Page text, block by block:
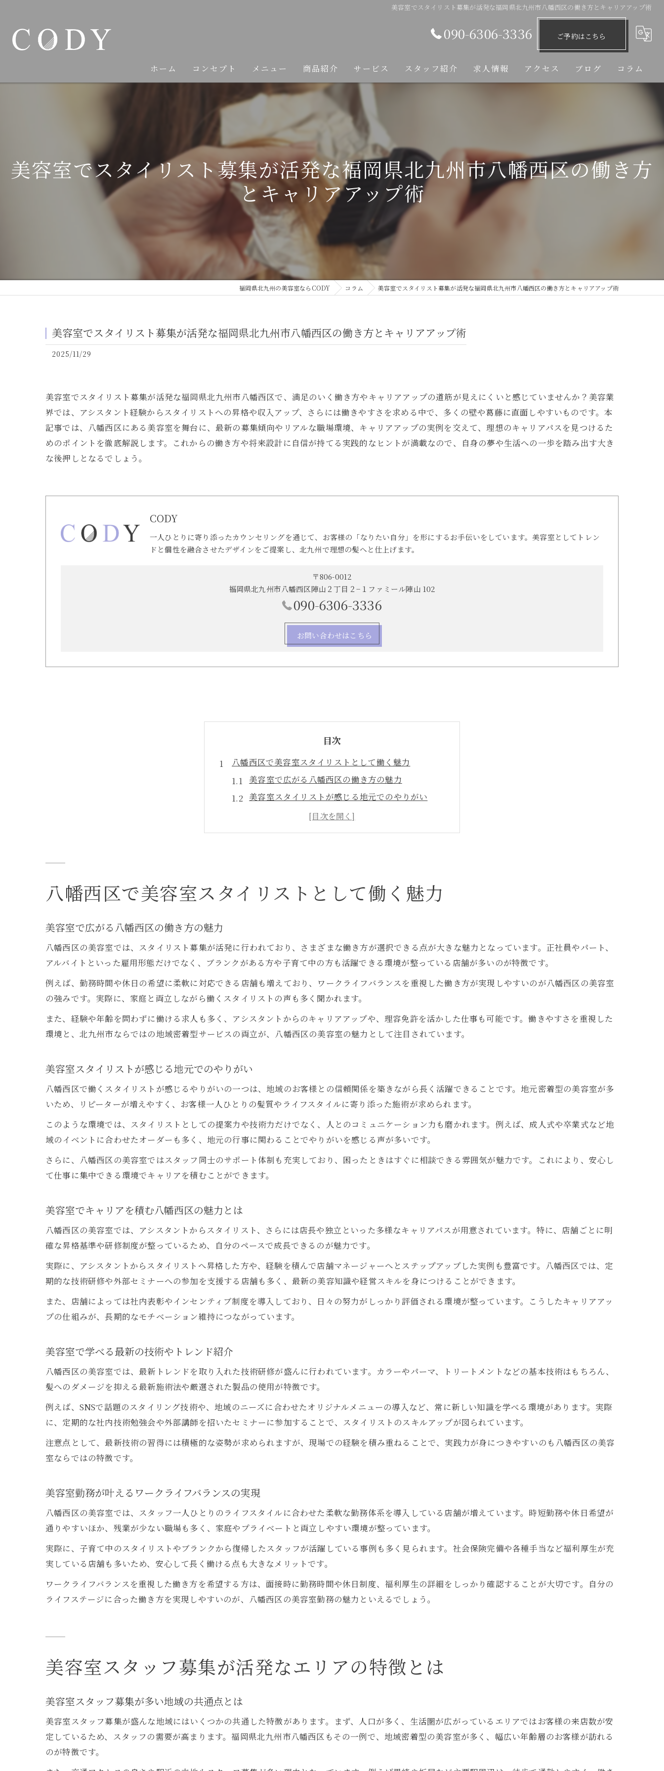
美容室でスタイリスト募集が活発な福岡県北九州市八幡西区の働き方とキャリアアップ術
090-6306-3336 ご予約はこちら
ホーム コンセプト メニュー 商品紹介 サービス
カット
カラー
縮毛矯正
トリートメント
ヘアケア
スタッフ紹介 求人情報 アクセス ブログ コラム
美容室でスタイリスト募集が活発な福岡県北九州市八幡西区の働き方
とキャリアアップ術
福岡県北九州の美容室ならCODY コラム 美容室でスタイリスト募集が活発な福岡県北九州市八幡西区の働き方とキャリアアップ術
美容室でスタイリスト募集が活発な福岡県北九州市八幡西区の働き方とキャリアアップ術
2025/11/29
美容室でスタイリスト募集が活発な福岡県北九州市八幡西区で、満足のいく働き方やキャリアアップの道筋が見えにくいと感じていませんか？美容業
界では、アシスタント経験からスタイリストへの昇格や収入アップ、さらには働きやすさを求める中で、多くの壁や葛藤に直面しやすいものです。本
記事では、八幡西区にある美容室を舞台に、最新の募集傾向やリアルな職場環境、キャリアアップの実例を交えて、理想のキャリアパスを見つけるた
めのポイントを徹底解説します。これからの働き方や将来設計に自信が持てる実践的なヒントが満載なので、自身の夢や生活への一歩を踏み出す大き
な後押しとなるでしょう。
CODY
一人ひとりに寄り添ったカウンセリングを通じて、お客様の「なりたい自分」を形にするお手伝いをしています。美容室としてトレン
ドと個性を融合させたデザインをご提案し、北九州で理想の髪へと仕上げます。
〒806-0012
福岡県北九州市八幡西区陣山２丁目２−１ファミール陣山 102
090-6306-3336
お問い合わせはこちら
目次
八幡西区で美容室スタイリストとして働く魅力
美容室で広がる八幡西区の働き方の魅力
美容室スタイリストが感じる地元でのやりがい
美容室でキャリアを積む八幡西区の魅力とは
美容室で学べる最新の技術やトレンド紹介
美容室スタッフ募集が多い地域の共通点とは
美容室で注目されるエリアの職場環境と特徴
美容室で働く人が集まるエリアの魅力解説
スタイリスト希望なら北九州で叶う働き方
美容室で叶える北九州スタイリストの理想の働き方
美容室勤務で選ばれる働く環境の工夫とは
北九州の美容室が支持される働きやすさの理由
美容室で実現する柔軟な働き方とその魅力
美容室業界でキャリアアップするための秘訣
美容室でのキャリアアップに必要なスキルとは
美容室スタイリストが実践する成長戦略を解説
美容室業界で活躍するための学びと努力の方法
美容室転職で求められるキャリアアップの視点
美容室で収入を増やすための具体的な行動例
実際の経験から見る美容室転職のリアル
美容室スタイリストが語る転職のメリットと注意点
美容室転職で見つけた新たな働き方の工夫
美容室での転職活動に役立つ実践的なアドバイス
今注目の八幡西区美容室求人情報の傾向
美容室求人情報が増加する今のトレンドを解説
美容室で人気の求人条件とその背景を探る
美容室求人情報で注目すべきポイントとは
八幡西区で美容室スタイリストとして働く魅力
美容室で広がる八幡西区の働き方の魅力
八幡西区の美容室では、スタイリスト募集が活発に行われており、さまざまな働き方が選択できる点が大きな魅力となっています。正社員やパート、
アルバイトといった雇用形態だけでなく、ブランクがある方や子育て中の方も活躍できる環境が整っている店舗が多いのが特徴です。
例えば、勤務時間や休日の希望に柔軟に対応できる店舗も増えており、ワークライフバランスを重視した働き方が実現しやすいのが八幡西区の美容室
の強みです。実際に、家庭と両立しながら働くスタイリストの声も多く聞かれます。
また、経験や年齢を問わずに働ける求人も多く、アシスタントからのキャリアアップや、理容免許を活かした仕事も可能です。働きやすさを重視した
環境と、北九州市ならではの地域密着型サービスの両立が、八幡西区の美容室の魅力として注目されています。
美容室スタイリストが感じる地元でのやりがい
八幡西区で働くスタイリストが感じるやりがいの一つは、地域のお客様との信頼関係を築きながら長く活躍できることです。地元密着型の美容室が多
いため、リピーターが増えやすく、お客様一人ひとりの髪質やライフスタイルに寄り添った施術が求められます。
このような環境では、スタイリストとしての提案力や技術力だけでなく、人とのコミュニケーション力も磨かれます。例えば、成人式や卒業式など地
域のイベントに合わせたオーダーも多く、地元の行事に関わることでやりがいを感じる声が多いです。
さらに、八幡西区の美容室ではスタッフ同士のサポート体制も充実しており、困ったときはすぐに相談できる雰囲気が魅力です。これにより、安心し
て仕事に集中できる環境でキャリアを積むことができます。
美容室でキャリアを積む八幡西区の魅力とは
八幡西区の美容室では、アシスタントからスタイリスト、さらには店長や独立といった多様なキャリアパスが用意されています。特に、店舗ごとに明
確な昇格基準や研修制度が整っているため、自分のペースで成長できるのが魅力です。
実際に、アシスタントからスタイリストへ昇格した方や、経験を積んで店舗マネージャーへとステップアップした実例も豊富です。八幡西区では、定
期的な技術研修や外部セミナーへの参加を支援する店舗も多く、最新の美容知識や経営スキルを身につけることができます。
また、店舗によっては社内表彰やインセンティブ制度を導入しており、日々の努力がしっかり評価される環境が整っています。こうしたキャリアアッ
プの仕組みが、長期的なモチベーション維持につながっています。
美容室で学べる最新の技術やトレンド紹介
八幡西区の美容室では、最新トレンドを取り入れた技術研修が盛んに行われています。カラーやパーマ、トリートメントなどの基本技術はもちろん、
髪へのダメージを抑える最新施術法や厳選された製品の使用が特徴です。
例えば、SNSで話題のスタイリング技術や、地域のニーズに合わせたオリジナルメニューの導入など、常に新しい知識を学べる環境があります。実際
に、定期的な社内技術勉強会や外部講師を招いたセミナーに参加することで、スタイリストのスキルアップが図られています。
注意点として、最新技術の習得には積極的な姿勢が求められますが、現場での経験を積み重ねることで、実践力が身につきやすいのも八幡西区の美容
室ならではの特徴です。
美容室勤務が叶えるワークライフバランスの実現
八幡西区の美容室では、スタッフ一人ひとりのライフスタイルに合わせた柔軟な勤務体系を導入している店舗が増えています。時短勤務や休日希望が
通りやすいほか、残業が少ない職場も多く、家庭やプライベートと両立しやすい環境が整っています。
実際に、子育て中のスタイリストやブランクから復帰したスタッフが活躍している事例も多く見られます。社会保険完備や各種手当など福利厚生が充
実している店舗も多いため、安心して長く働ける点も大きなメリットです。
ワークライフバランスを重視した働き方を希望する方は、面接時に勤務時間や休日制度、福利厚生の詳細をしっかり確認することが大切です。自分の
ライフステージに合った働き方を実現しやすいのが、八幡西区の美容室勤務の魅力といえるでしょう。
美容室スタッフ募集が活発なエリアの特徴とは
美容室スタッフ募集が多い地域の共通点とは
美容室スタッフ募集が盛んな地域にはいくつかの共通した特徴があります。まず、人口が多く、生活圏が広がっているエリアではお客様の来店数が安
定しているため、スタッフの需要が高まります。福岡県北九州市八幡西区もその一例で、地域密着型の美容室が多く、幅広い年齢層のお客様が訪れる
のが特徴です。